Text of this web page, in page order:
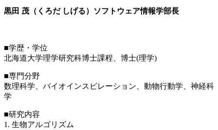
黒田 茂（くろだ しげる）ソフトウェア情報学部長
■学歴・学位
北海道大学理学研究科博士課程、博士(理学)
■専門分野
数理科学、バイオインスピレーション、動物行動学、神経科
学
■研究内容
1. 生物アルゴリズム